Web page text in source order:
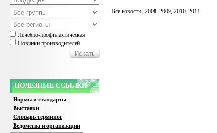
Лечебно-профилактическая
Новинки производителей
ПОЛЕЗНЫЕ ССЫЛКИ
Нормы и стандарты
Выставки
Словарь терминов
Ведомства и организации
Все новости 2008, 2009, 2010, 2011